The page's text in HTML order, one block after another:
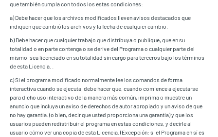
que también cumpla con todos los estas condiciones:
a) Debe hacer que los archivos modificados lleven avisos destacados que
indiquen que cambió los archivos y la fecha de cualquier cambio.
b) Debe hacer que cualquier trabajo que distribuya o publique, que en su
totalidad o en parte contenga o se derive del Programa o cualquier parte del
mismo, sea licenciado en su totalidad sin cargo para terceros bajo los términos
de esta Licencia. .
c) Si el programa modificado normalmente lee los comandos de forma
interactiva cuando se ejecuta, debe hacer que, cuando comience a ejecutarse
para dicho uso interactivo de la manera más común, imprima o muestre un
anuncio que incluya un aviso de derechos de autor apropiado y un aviso de que
no hay garantía. (o bien, decir que usted proporciona una garantía) y que los
usuarios pueden redistribuir el programa en estas condiciones, y decirle al
usuario cómo ver una copia de esta Licencia. (Excepción: si el Programa en sí es